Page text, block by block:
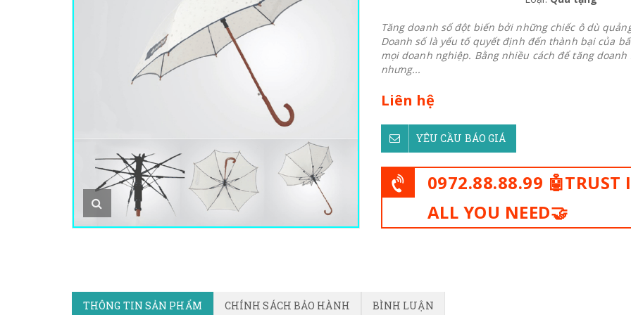
Tăng doanh số đột biến bởi những chiếc ô dù
Doanh số là yếu tố quyết định đến thành bại của
mọi doanh nghiệp. Bằng nhiều cách để tăng doanh
nhưng...
Liên hệ
YÊU CẦU BÁO GIÁ
0972.88.88.99 🤖TRUST
ALL YOU NEED🤝
THÔNG TIN SẢN PHẨM CHÍNH SÁCH BẢO HÀNH BÌNH LUẬN